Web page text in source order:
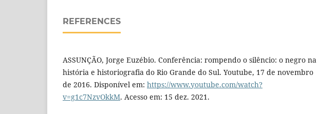
REFERENCES
ASSUNÇÃO, Jorge Euzébio. Conferência: rompendo o silêncio: o negro na
história e historiografia do Rio Grande do Sul. Youtube, 17 de novembro
de 2016. Disponível em: https://www.youtube.com/watch?
v=g1c7NzvOkkM. Acesso em: 15 dez. 2021.